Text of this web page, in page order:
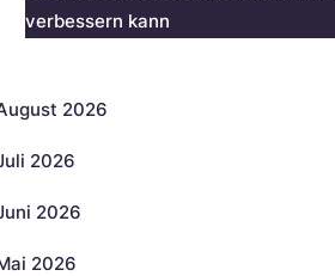
verbessern kann
2026
2026
2026
2026